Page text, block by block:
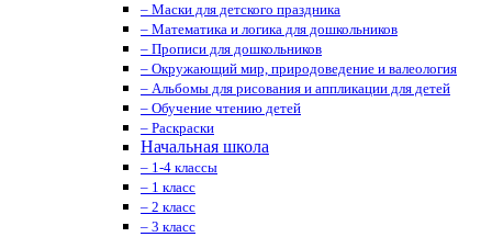
– Маски для детского праздника
– Математика и логика для дошкольников
– Прописи для дошкольников
– Окружающий мир, природоведение и валеология
– Альбомы для рисования и аппликации для детей
– Обучение чтению детей
– Раскраски
Начальная школа
– 1-4 классы
– 1 класс
– 2 класс
– 3 класс